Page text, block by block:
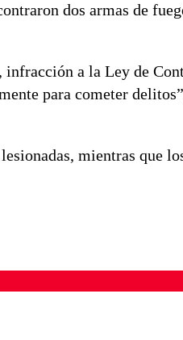
dos armas de
infracción a la Ley de
para cometer
mientras que